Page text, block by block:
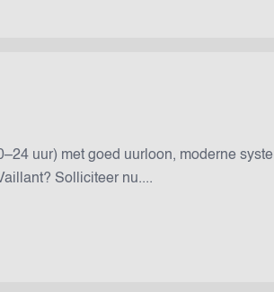
uur) met goed uurloon, moderne
Solliciteer nu....